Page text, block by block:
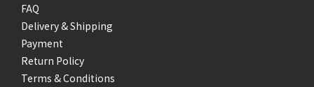
FAQ
Delivery & Shipping
Payment
Return Policy
Terms & Conditions